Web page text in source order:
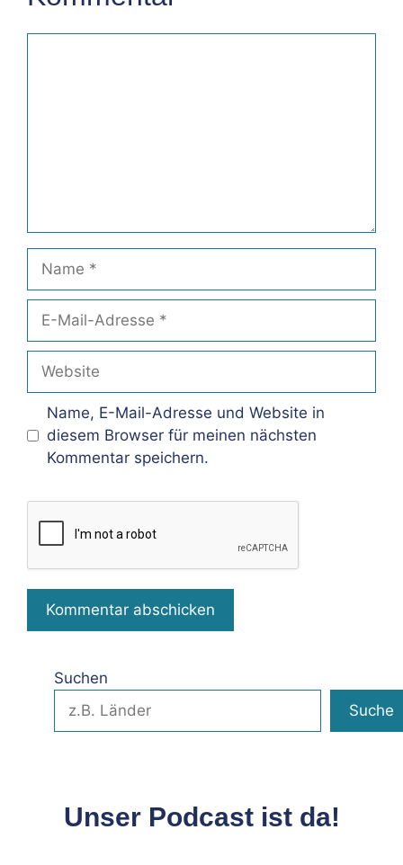
Mail-
Adresse
Name, E-Mail-Adresse und Website in
diesem Browser für meinen nächsten
Kommentar speichern.
Suchen
Suche
Unser Podcast ist da!